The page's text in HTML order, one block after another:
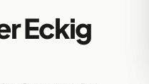
Eckig